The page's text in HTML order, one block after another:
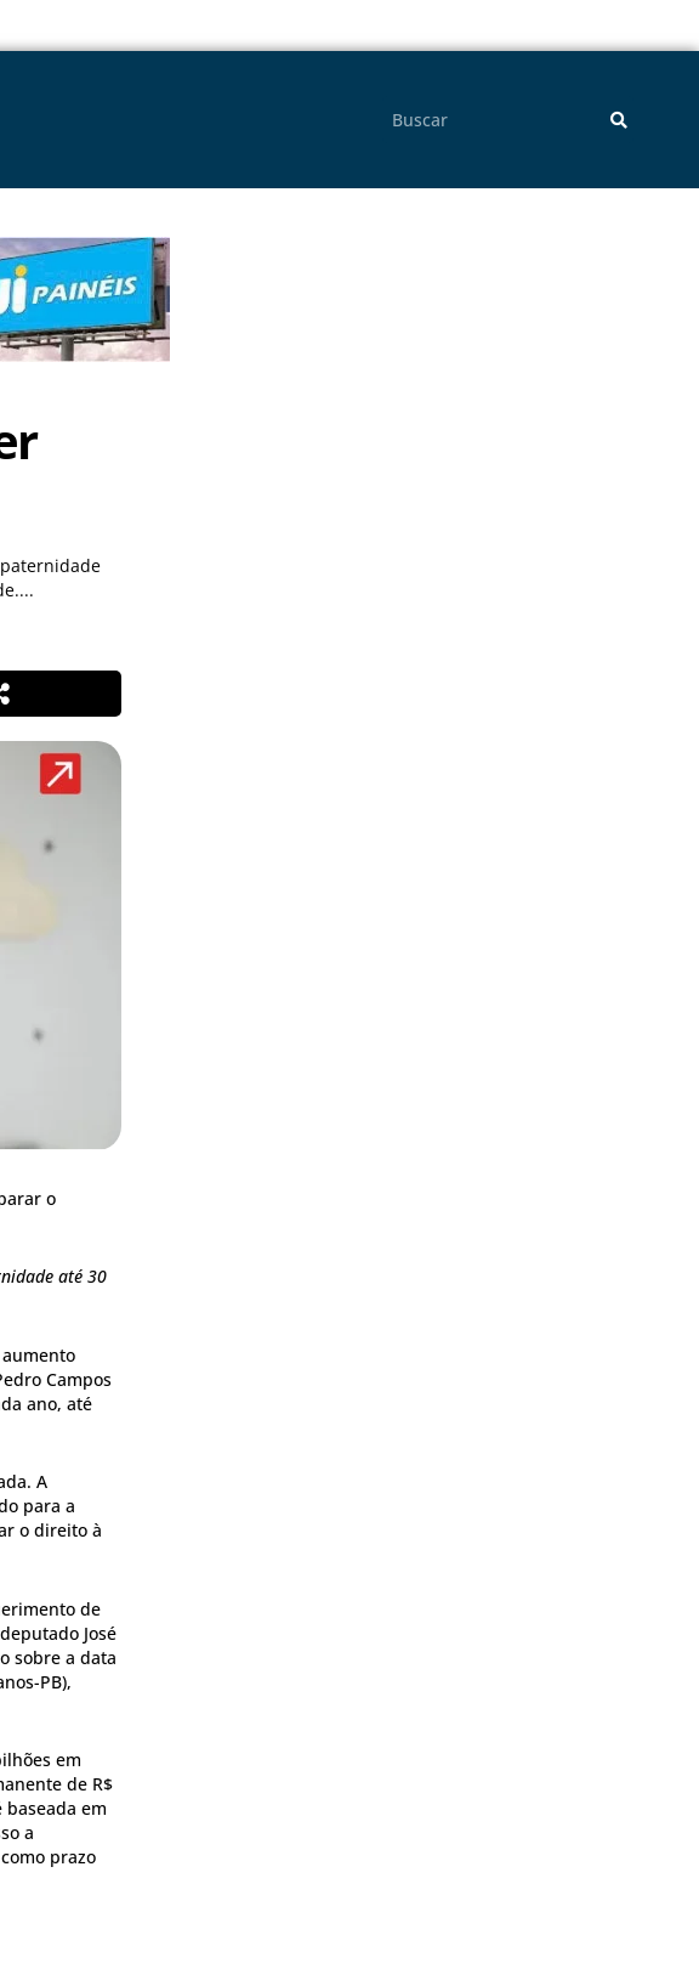
o
até 30
Campos
ano, até
A
para a
o direito à
de
José
sobre a data
PB),
em
de R$
em
a
prazo